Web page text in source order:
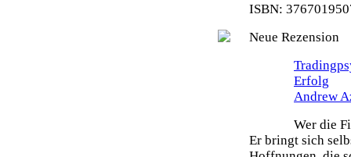
ISBN:
Neue Rezension
Erfolg
Andrew
Wer die
Er bringt sich